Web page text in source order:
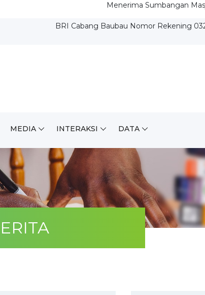
Menerima Sumbangan Masjid Nurul
BRI Cabang Baubau Nomor Rekening
MEDIA INTERAKSI DATA